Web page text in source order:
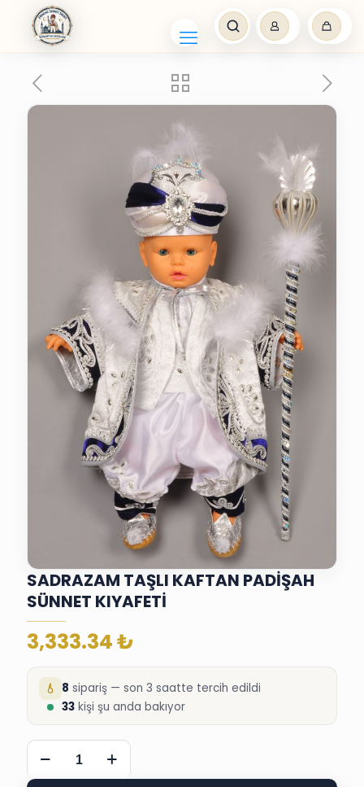
SADRAZAM TAŞLI KAFTAN PADİŞAH
SÜNNET KIYAFETİ
3,333.34₺
8 sipariş — son 3 saatte tercih edildi
33 kişi şu anda bakıyor
SADRAZAM
TAŞLI
KAFTAN